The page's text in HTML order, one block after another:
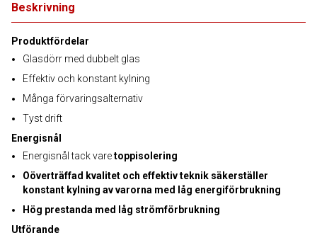
Beskrivning
Produktfördelar
Glasdörr med dubbelt glas
Effektiv och konstant kylning
Många förvaringsalternativ
Tyst drift
Energisnål
Energisnål tack varetoppisolering
Oöverträffad kvalitet och effektiv teknik säkerställer
konstant kylning av varorna med låg energiförbrukning
Hög prestanda med låg strömförbrukning
Utförande